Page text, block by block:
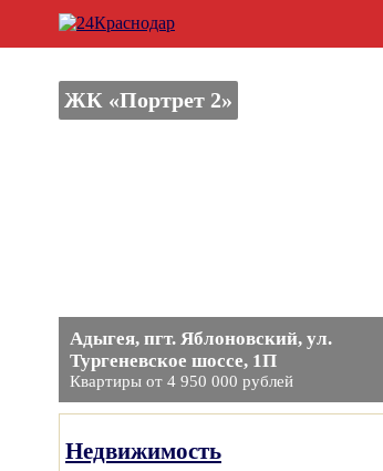
ЖК «Портрет 2»
Адыгея, пгт. Яблоновский, ул.
Тургеневское шоссе, 1П
Квартиры от 4 950 000 рублей
Недвижимость